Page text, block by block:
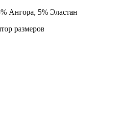
Ангора, 5% Эластан
размеров